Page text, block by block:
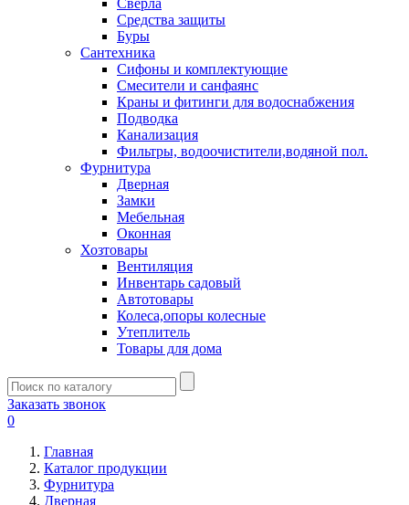
Сверла
Средства защиты
Буры
Сантехника
Сифоны и комплектующие
Смесители и санфаянс
Краны и фитинги для водоснабжения
Подводка
Канализация
Фильтры, водоочистители,водяной пол.
Фурнитура
Дверная
Замки
Мебельная
Оконная
Хозтовары
Вентиляция
Инвентарь садовый
Автотовары
Колеса,опоры колесные
Утеплитель
Товары для дома
Заказать звонок
0
Главная
Каталог продукции
Фурнитура
Дверная